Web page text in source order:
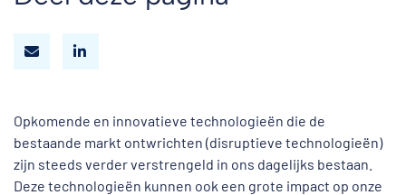
Opkomende en innovatieve technologieën die de
bestaande markt ontwrichten (disruptieve technologieën)
zijn steeds verder verstrengeld in ons dagelijks bestaan.
Deze technologieën kunnen ook een grote impact op onze